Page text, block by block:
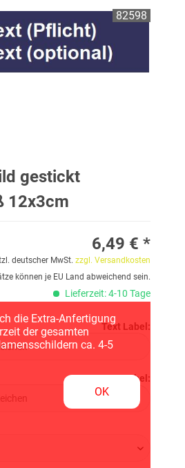
82598
gestickt
12x3cm
6,49 € *
deutscher MwSt. zzgl. Versandkosten
können je EU Land abweichend sein.
Lieferzeit: 4-10 Tage
Text Label:
Text Label:
die Extra-Anfertigung
der gesamten
ca. 4-5
OK